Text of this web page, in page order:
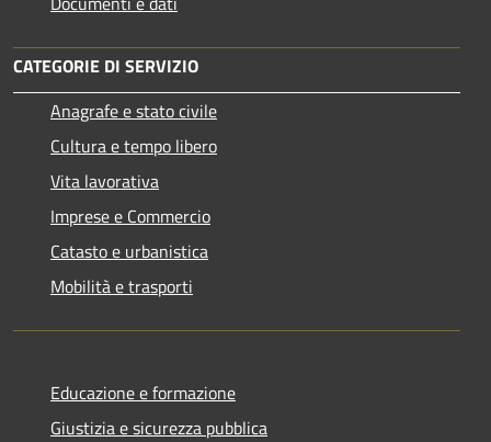
CATEGORIE DI SERVIZIO
Anagrafe e stato civile
Cultura e tempo libero
Vita lavorativa
Imprese e Commercio
Catasto e urbanistica
Mobilità e trasporti
Educazione e formazione
Giustizia e sicurezza pubblica